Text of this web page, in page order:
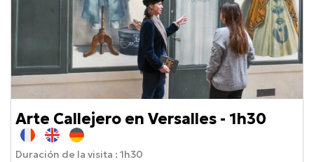
Arte Callejero en Versalles - 1h30
Duración de la visita : 1h30